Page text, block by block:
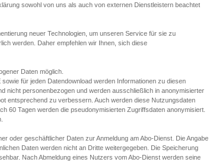
sowohl von uns als auch von externen Dienstleistern beachtet
neuer Technologien, um unseren Service für sie zu
werden. Daher empfehlen wir Ihnen, sich diese
Daten möglich.
für jeden Datendownload werden Informationen zu diesen
nicht personenbezogen und werden ausschließlich in anonymisierter
entsprechend zu verbessern. Auch werden diese Nutzungsdaten
60 Tagen werden die pseudonymisierten Zugriffsdaten anonymisiert.
oder geschäftlicher Daten zur Anmeldung am Abo-Dienst. Die Angabe
Daten werden nicht an Dritte weitergegeben. Die Speicherung
Nach Abmeldung eines Nutzers vom Abo-Dienst werden seine